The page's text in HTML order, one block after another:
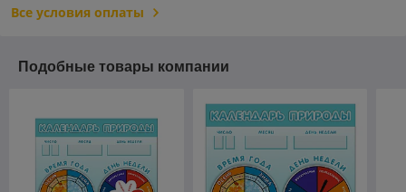
Все условия оплаты
Подобные товары компании